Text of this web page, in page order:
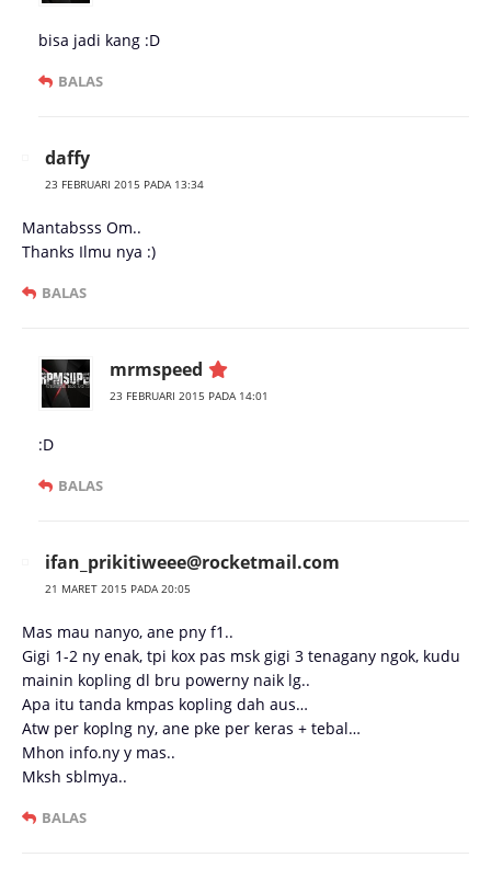
bisa jadi kang :D
BALAS
daffy
23 FEBRUARI 2015 PADA 13:34
Mantabsss Om..
Thanks Ilmu nya :)
BALAS
mrmspeed
23 FEBRUARI 2015 PADA 14:01
:D
BALAS
ifan_prikitiweee@rocketmail.com
21 MARET 2015 PADA 20:05
Mas mau nanyo, ane pny f1..
Gigi 1-2 ny enak, tpi kox pas msk gigi 3 tenagany ngok, kudu
mainin kopling dl bru powerny naik lg..
Apa itu tanda kmpas kopling dah aus…
Atw per koplng ny, ane pke per keras + tebal…
Mhon info.ny y mas..
Mksh sblmya..
BALAS